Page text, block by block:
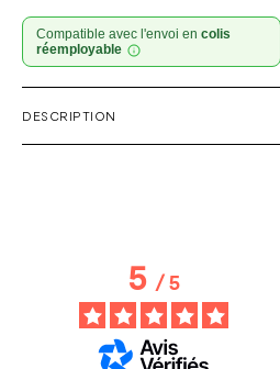
Compatible avec l'envoi en colis
réemployable
un
produit
DESCRIPTION
5/5